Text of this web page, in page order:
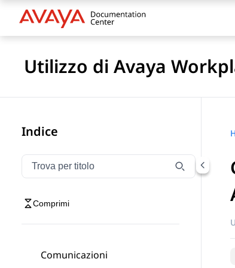
Utilizzo di Avaya
Indice
Filtra la navigazione per titolo
Digitare per filtrare gli elementi di
Comprimi
Comunicazioni